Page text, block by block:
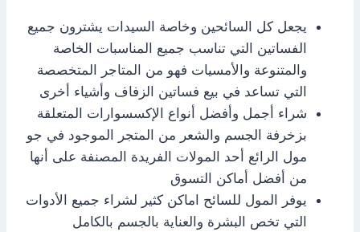
يجعل كل السائحين وخاصة السيدات يشترون جميع
الفساتين التي تناسب جميع المناسبات الخاصة
والمتنوعة والأمسيات فهو من المتاجر المتخصصة
التي تساعد في بيع فساتين الزفاف وأشياء أخرى
شراء أجمل وأفضل أنواع الإكسسوارات المتعلقة
بزخرفة الجسم والشعر من المتجر الموجود في جو
مول الرائع أحد المولات الفريدة المصنفة على أنها
من أفضل أماكن التسوق
يوفر المول للسائح اماكن كثير لشراء جميع الأدوات
التي تخص البشرة والعناية بالجسم بالكامل